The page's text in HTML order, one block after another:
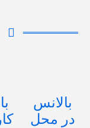
بالانس
در محل